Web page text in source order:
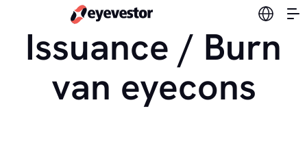
Issuance / Burn
van eyecons